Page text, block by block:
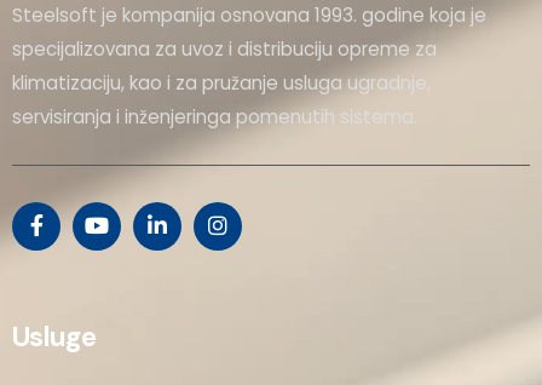
Steelsoft je kompanija osnovana 1993. godine koja je
specijalizovana za uvoz i distribuciju opreme za
klimatizaciju, kao i za pružanje usluga ugradnje,
servisiranja i inženjeringa pomenutih sistema.
Usluge